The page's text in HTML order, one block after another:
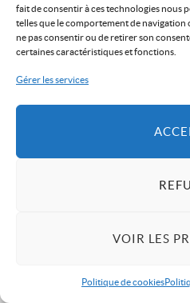
fait de consentir à ces technologies nous
telles que le comportement de navigation
ne pas consentir ou de retirer son
certaines caractéristiques et fonctions.
Gérer les services
VOIR LES
Politique de cookies